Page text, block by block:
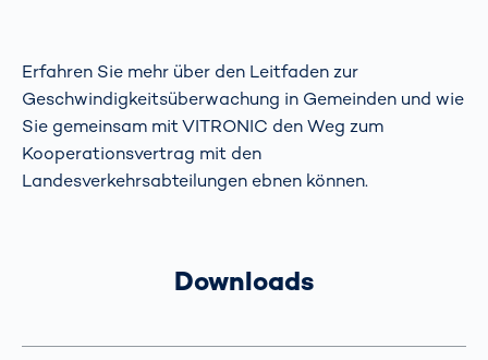
Erfahren Sie mehr über den Leitfaden zur
Geschwindigkeitsüberwachung in Gemeinden und wie
Sie gemeinsam mit VITRONIC den Weg zum
Kooperationsvertrag mit den
Landesverkehrsabteilungen ebnen können.
Downloads